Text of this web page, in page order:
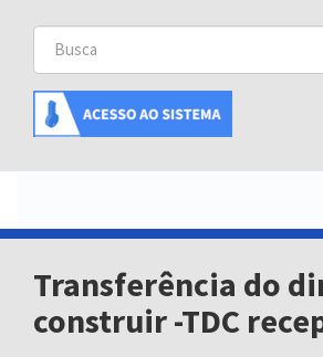
Buscar
Busca
Transferência do
construir -TDC